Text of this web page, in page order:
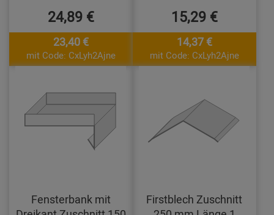
24,89 €
23,40 €
mit Code: CxLyh2Ajne
15,29 €
14,37 €
mit Code: CxLyh2Ajne
Fensterbank mit
Firstblech Zuschnitt